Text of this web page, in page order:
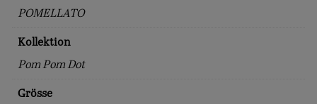
POMELLATO
Kollektion
Pom Pom Dot
Grösse